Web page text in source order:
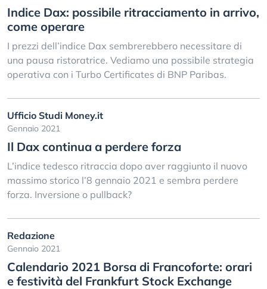
Indice Dax: possibile ritracciamento in arrivo,
come operare
I prezzi dell’indice Dax sembrerebbero necessitare di
una pausa ristoratrice. Vediamo una possibile strategia
operativa con i Turbo Certificates di BNP Paribas.
Ufficio Studi Money.it
Gennaio 2021
Il Dax continua a perdere forza
L’indice tedesco ritraccia dopo aver raggiunto il nuovo
massimo storico l’8 gennaio 2021 e sembra perdere
forza. Inversione o pullback?
Redazione
Gennaio 2021
Calendario 2021 Borsa di Francoforte: orari
e festività del Frankfurt Stock Exchange